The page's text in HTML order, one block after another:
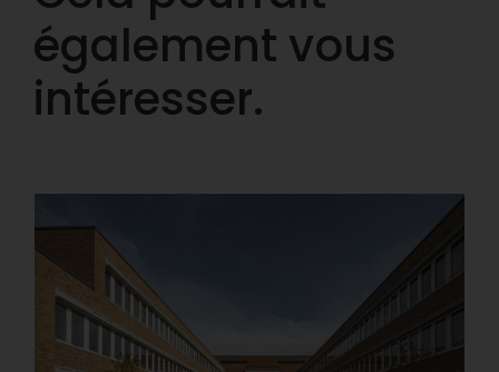
également vous
intéresser.